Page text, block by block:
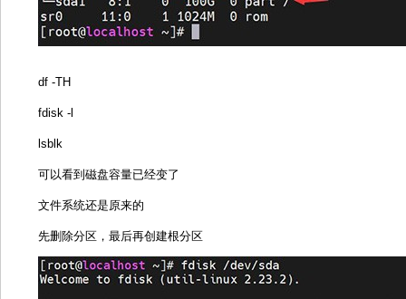
df -TH
fdisk -l
lsblk
可以看到磁盘容量已经变了
文件系统还是原来的
先删除分区，最后再创建根分区